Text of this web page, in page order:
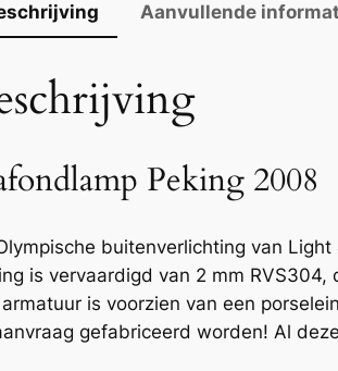
Aanvullende
Peking 2008
buitenverlichting van
is vervaardigd van 2 mm
is voorzien van een
gefabriceerd worden! Al